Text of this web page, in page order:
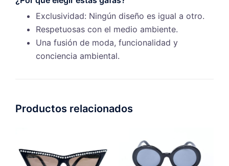
Exclusividad: Ningún diseño es igual a otro.
Respetuosas con el medio ambiente.
Una fusión de moda, funcionalidad y
conciencia ambiental.
Productos relacionados